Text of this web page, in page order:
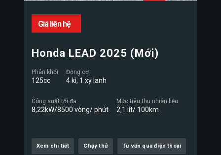
Giá liên hệ
Honda LEAD 2025 (Mới)
Phân khối
125cc
Động cơ
4 kì, 1 xy lanh
Công suất tối đa
8,22kW/8500 vòng/ phút
Mức tiêu thụ nhiên liệu
2,1 lít/ 100km
Xem chi tiết Chạy thử Tư vấn qua điện thoại